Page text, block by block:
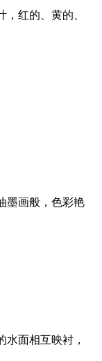
红的、黄的、
墨画般，色彩艳
面相互映衬，